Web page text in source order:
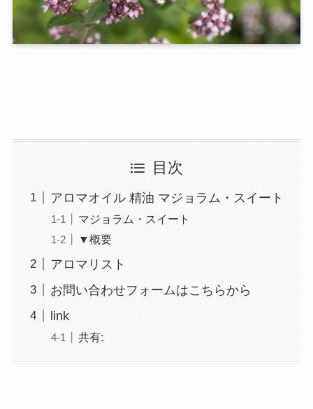
目次
アロマオイル 精油 マジョラム・スイート
マジョラム・スイート
▼概要
アロマリスト
お問い合わせフォームはこちらから
link
共有: